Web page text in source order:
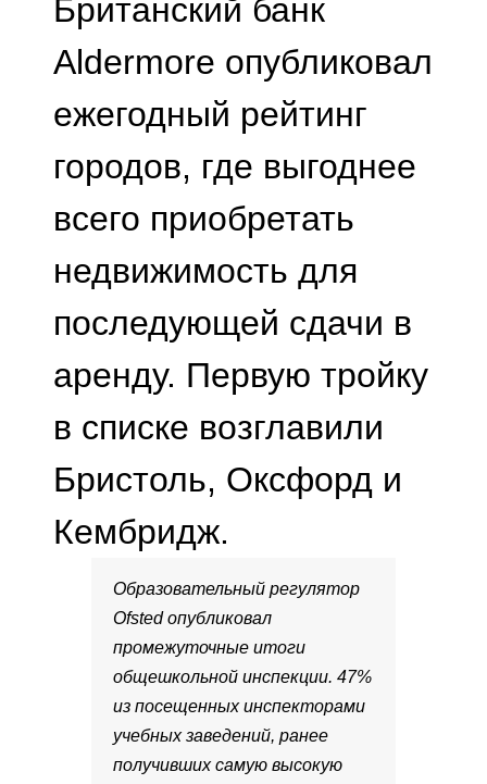
Британский банк
Aldermore опубликовал
ежегодный рейтинг
городов, где выгоднее
всего приобретать
недвижимость для
последующей сдачи в
аренду. Первую тройку
в списке возглавили
Бристоль, Оксфорд и
Кембридж.
Образовательный регулятор
Ofsted опубликовал
промежуточные итоги
общешкольной инспекции. 47%
из посещенных инспекторами
учебных заведений, ранее
получивших самую высокую